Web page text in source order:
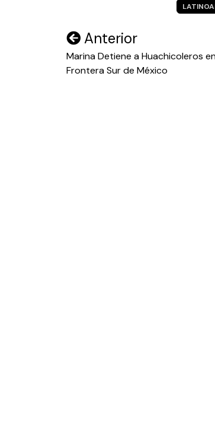
Navegación
de
Anterior
Marina Detiene a Huachicoleros
Frontera Sur de México